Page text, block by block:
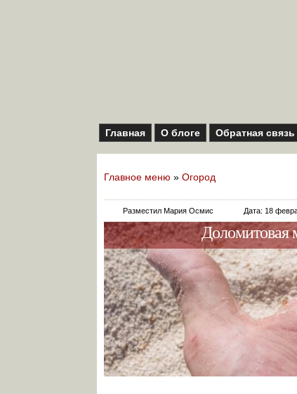
Главная О блоге Обратная связь
Главное меню » Огород
Разместил Мария Осмис Дата: 18
Доломитовая